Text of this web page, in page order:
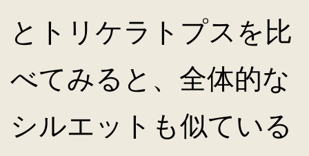
とトリケラトプスを比
べてみると、全体的な
シルエットも似ている